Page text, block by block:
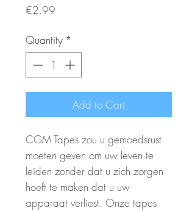
€2.99
Quantity *
Add to Cart
CGM Tapes zou u gemoedsrust
moeten geven om uw leven te
leiden zonder dat u zich zorgen
hoeft te maken dat u uw
apparaat verliest. Onze tapes